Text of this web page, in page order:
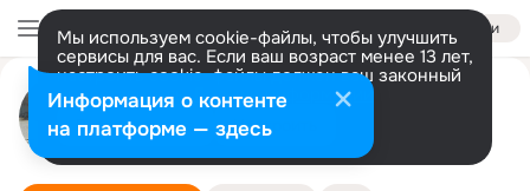
Войти
Мы используем cookie-файлы, чтобы улучшить
сервисы для вас. Если ваш возраст менее 13 лет,
настроить cookie-файлы должен ваш законный
представитель. Больше информации
Разрешить все Настроить
Алексей Яковлев
Нижний Новгород
Подробнее
Информация о контенте
на платформе — здесь